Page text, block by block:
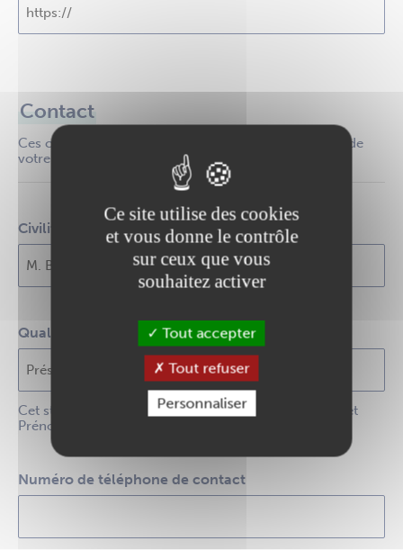
Contact
Ces coordonnées seront visibles en ligne sur la page de
votre association
Civilité, Nom et Prénom du contact
Qualité du contact
Cet statut ne s'affiche que si le champ "Civilité, Nom et
Prénom du contact" est renseigné
Numéro de téléphone de contact
Ce site utilise des cookies
et vous donne le contrôle
sur ceux que vous
souhaitez activer
Tout accepter
Tout refuser
Personnaliser